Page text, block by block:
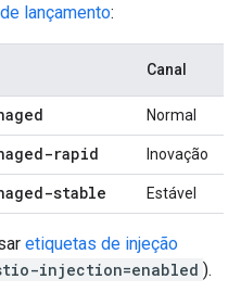
lançamento:
Canal
Normal
rapid Inovação
stable Estável
etiquetas de injeção
injection=enabled ).